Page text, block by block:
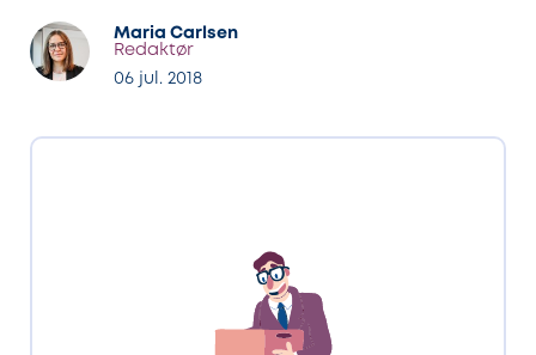
Maria Carlsen
Redaktør
06 jul. 2018